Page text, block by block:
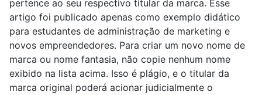
pertence ao seu respectivo titular da marca. Esse
artigo foi publicado apenas como exemplo didático
para estudantes de administração de marketing e
novos empreendedores. Para criar um novo nome de
marca ou nome fantasia, não copie nenhum nome
exibido na lista acima. Isso é plágio, e o titular da
marca original poderá acionar judicialmente o